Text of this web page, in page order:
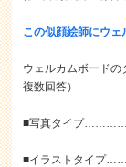
この似顔絵師にウェ
ウェルカムボードの
複数回答）
■写真タイプ
■イラストタイ